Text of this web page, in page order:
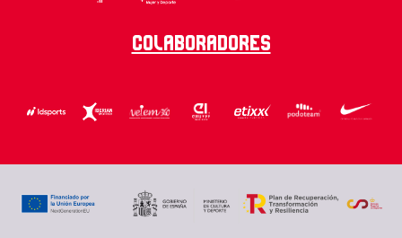
Colaboradores